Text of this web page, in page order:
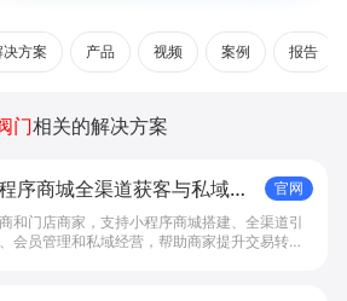
决方案 产品 视频 案例 报告
门相关的解决方案
序商城全渠道获客与私域复
, 找有赞
官网
和门店商家，支持小程序商城搭建、全渠道引
会员管理和私域经营，帮助商家提升交易转化